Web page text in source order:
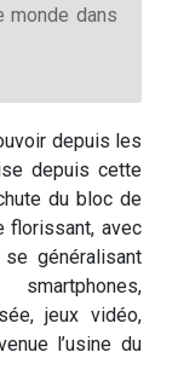
monde dans
depuis les
depuis cette
du bloc de
florissant, avec
généralisant
jeux vidéo,
l’usine du